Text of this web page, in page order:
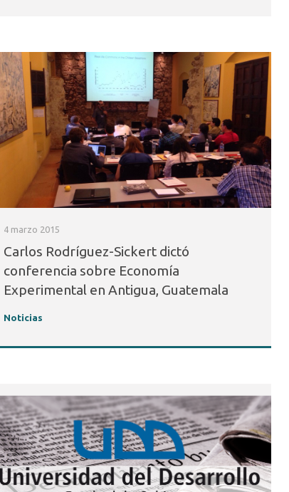
4 marzo 2015
Carlos Rodríguez-Sickert dictó
conferencia sobre Economía
Experimental en Antigua, Guatemala
Noticias